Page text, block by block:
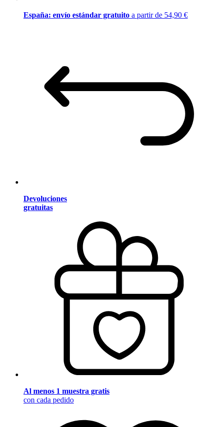
España: envío estándar gratuito a partir de 54,90 €
Devoluciones
gratuitas
Al menos 1 muestra gratis
con cada pedido